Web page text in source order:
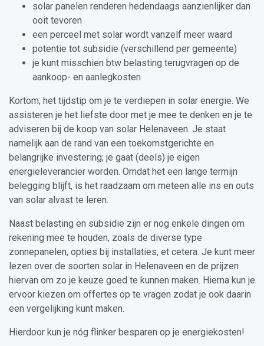
solar panelen renderen hedendaags aanzienlijker dan
ooit tevoren
een perceel met solar wordt vanzelf meer waard
potentie tot subsidie (verschillend per gemeente)
je kunt misschien btw belasting terugvragen op de
aankoop- en aanlegkosten
Kortom; het tijdstip om je te verdiepen in solar energie. We
assisteren je het liefste door met je mee te denken en je te
adviseren bij de koop van solar Helenaveen. Je staat
namelijk aan de rand van een toekomstgerichte en
belangrijke investering; je gaat (deels) je eigen
energieleverancier worden. Omdat het een lange termijn
belegging blijft, is het raadzaam om meteen alle ins en outs
van solar alvast te leren.
Naast belasting en subsidie zijn er nog enkele dingen om
rekening mee te houden, zoals de diverse type
zonnepanelen, opties bij installaties, et cetera. Je kunt meer
lezen over de soorten solar in Helenaveen en de prijzen
hiervan om zo je keuze goed te kunnen maken. Hierna kun je
ervoor kiezen om offertes op te vragen zodat je ook daarin
een vergelijking kunt maken.
Hierdoor kun je nóg flinker besparen op je energiekosten!